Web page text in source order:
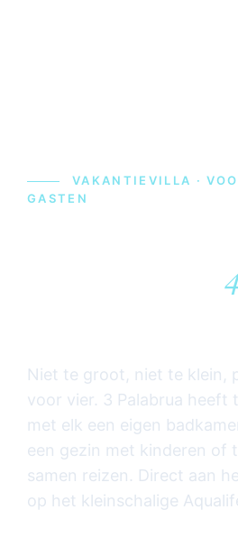
VAKANTIEVILLA ·
GASTEN
Niet te groot, niet te klein,
voor vier. 3 Palabrua heeft
met elk een eigen
een gezin met kinderen of
samen reizen. Direct aan
op het kleinschalige